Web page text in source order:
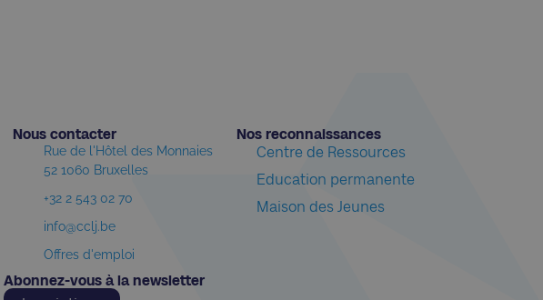
Nous contacter​
Rue de l'Hôtel des Monnaies
52 1060 Bruxelles
+32 2 543 02 70
info@cclj.be
Offres d'emploi
Nos reconnaissances​
Centre de Ressources
Education permanente
Maison des Jeunes
Abonnez-vous à la newsletter​